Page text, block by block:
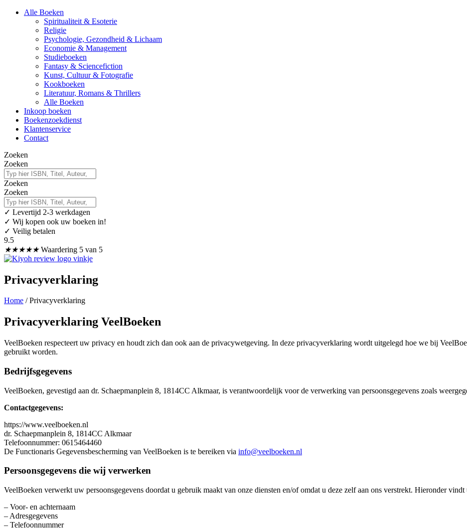
Alle Boeken
Spiritualiteit & Esoterie
Religie
Psychologie, Gezondheid & Lichaam
Economie & Management
Studieboeken
Fantasy & Sciencefiction
Kunst, Cultuur & Fotografie
Kookboeken
Literatuur, Romans & Thrillers
Alle Boeken
Inkoop boeken
Boekenzoekdienst
Klantenservice
Contact
Zoeken
Zoeken
Zoeken
Zoeken
✓ Levertijd 2-3 werkdagen
✓ Wij kopen ook uw boeken in!
✓ Veilig betalen
9.5
★★★★★ Waardering 5 van 5
Privacyverklaring
Home / Privacyverklaring
Privacyverklaring VeelBoeken
VeelBoeken respecteert uw privacy en houdt zich dan ook aan de privacywetgeving. In deze privacyverklaring wordt uitgelegd hoe we bij
gebruikt worden.
Bedrijfsgegevens
VeelBoeken, gevestigd aan dr. Schaepmanplein 8, 1814CC Alkmaar, is verantwoordelijk voor de verwerking van persoonsgegevens zoals
Contactgegevens:
https://www.veelboeken.nl
dr. Schaepmanplein 8, 1814CC Alkmaar
Telefoonnummer: 0615464460
De Functionaris Gegevensbescherming van VeelBoeken is te bereiken via info@veelboeken.nl
Persoonsgegevens die wij verwerken
VeelBoeken verwerkt uw persoonsgegevens doordat u gebruik maakt van onze diensten en/of omdat u deze zelf aan ons verstrekt. Hieronder
– Voor- en achternaam
– Adresgegevens
– Telefoonnummer